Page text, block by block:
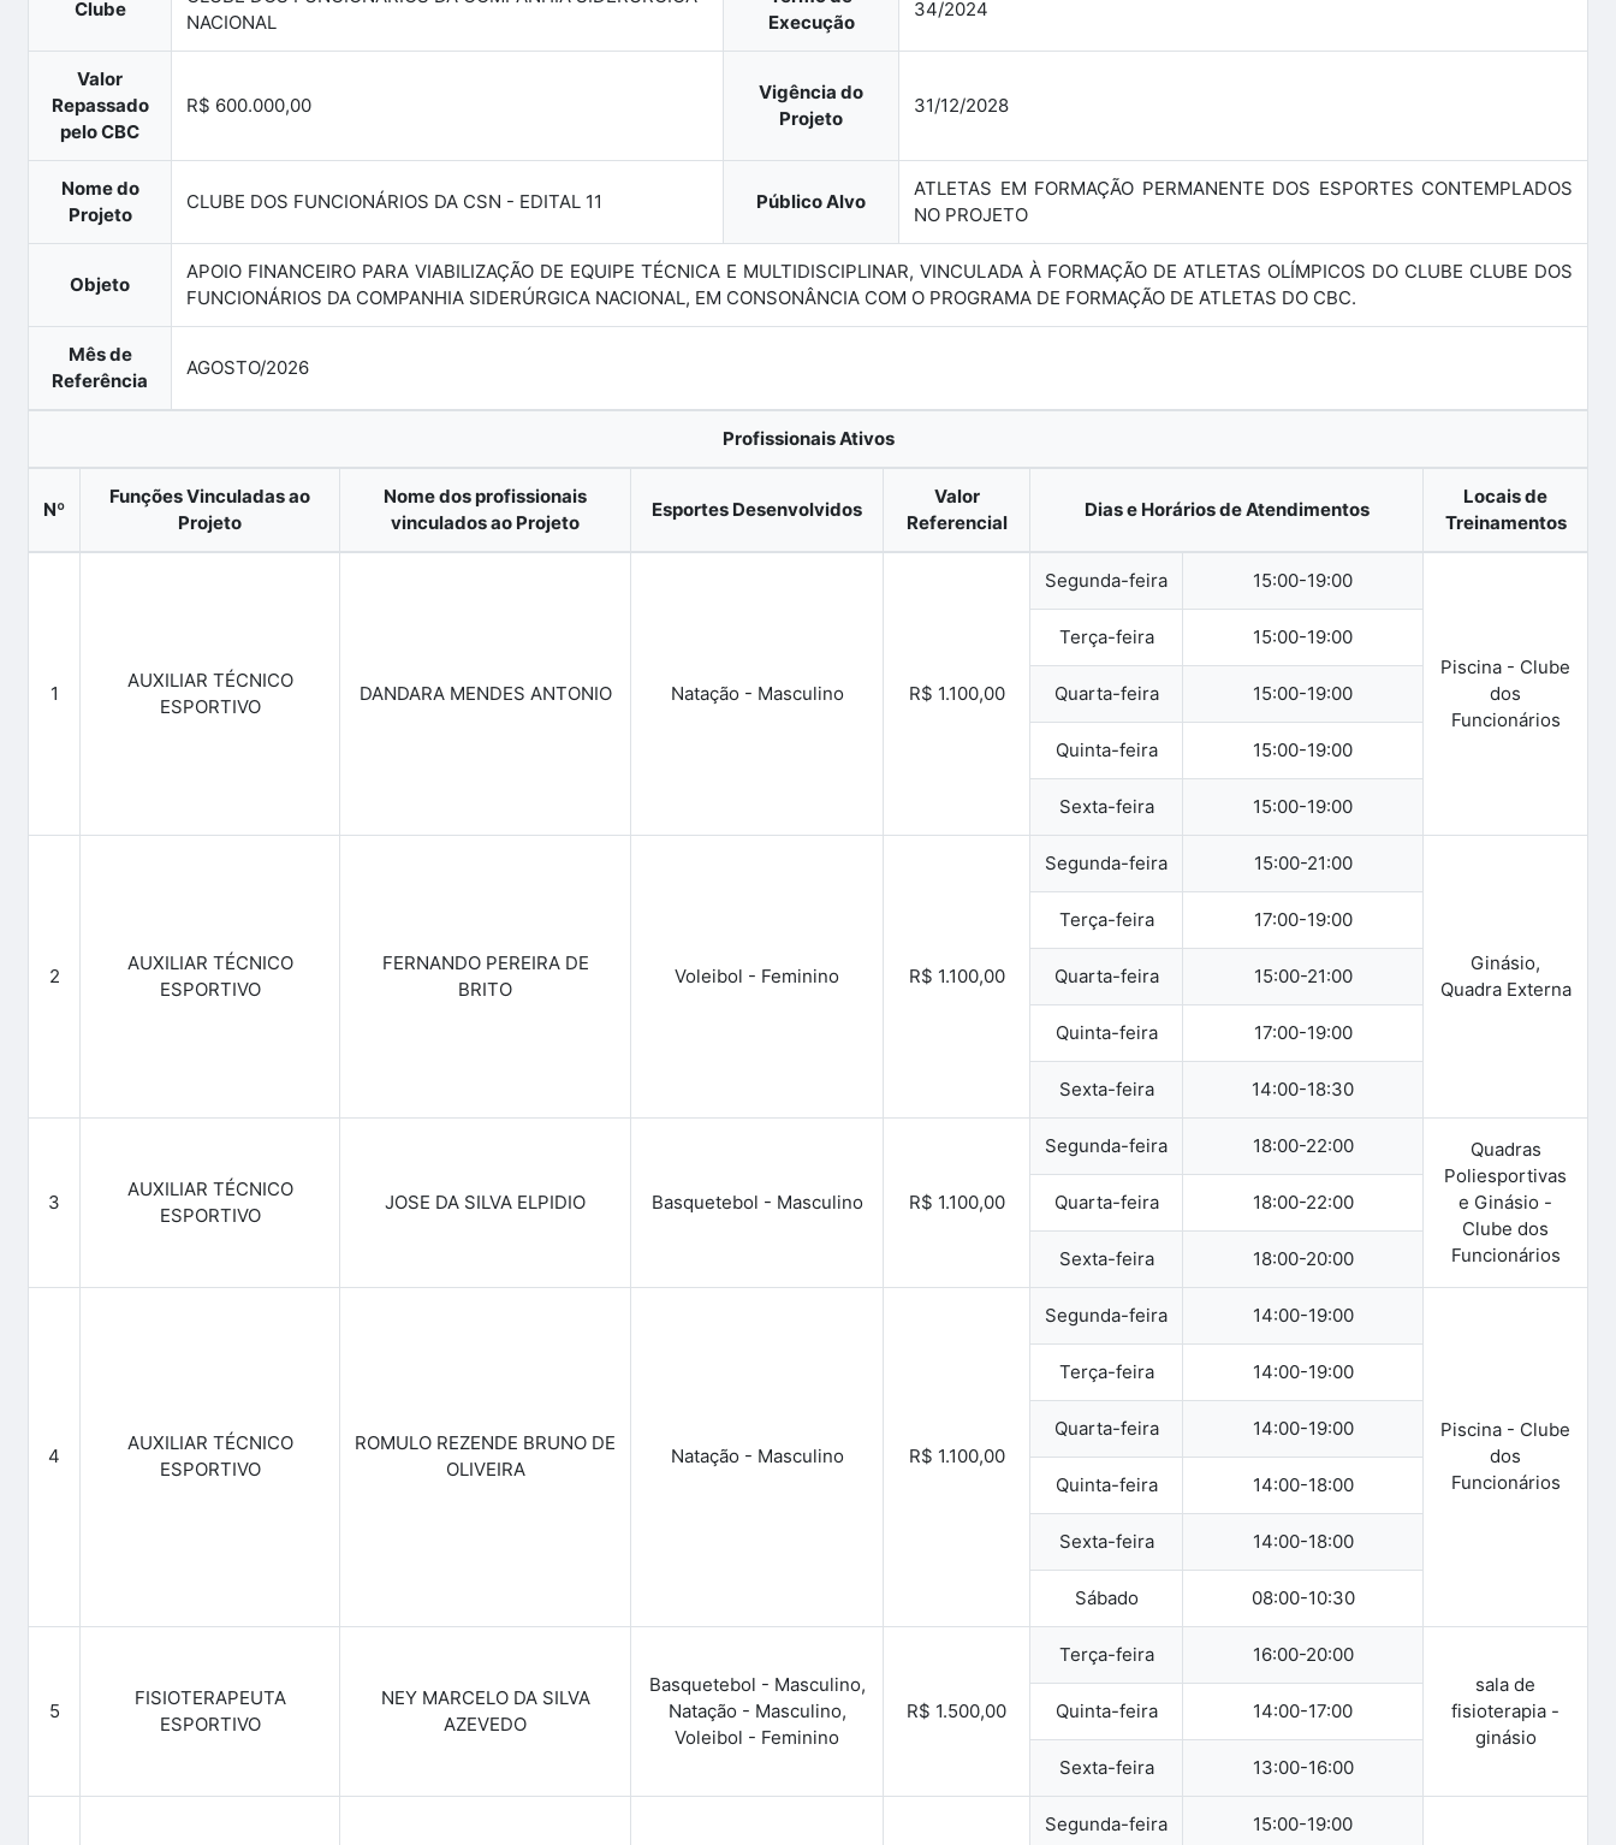
Clube
NACIONAL
Execução
34/2024
Valor
Repassado
pelo CBC
R$ 600.000,00
Vigência do
Projeto
31/12/2028
Nome do
Projeto
CLUBE DOS FUNCIONÁRIOS DA CSN - EDITAL 11 Público Alvo
ATLETAS EM FORMAÇÃO PERMANENTE DOS ESPORTES CONTEMPLADOS
NO PROJETO
Objeto
APOIO FINANCEIRO PARA VIABILIZAÇÃO DE EQUIPE TÉCNICA E MULTIDISCIPLINAR, VINCULADA À FORMAÇÃO DE ATLETAS OLÍMPICOS DO CLUBE CLUBE DOS
FUNCIONÁRIOS DA COMPANHIA SIDERÚRGICA NACIONAL, EM CONSONÂNCIA COM O PROGRAMA DE FORMAÇÃO DE ATLETAS DO CBC.
Mês de
Referência
AGOSTO/2026
Profissionais Ativos
Nº
Funções Vinculadas ao
Projeto
Nome dos profissionais
vinculados ao Projeto
Esportes Desenvolvidos
Valor
Referencial
Dias e Horários de Atendimentos
Locais de
Treinamentos
1
AUXILIAR TÉCNICO
ESPORTIVO
DANDARA MENDES ANTONIO Natação - Masculino R$ 1.100,00
Segunda-feira 15:00-19:00
Terça-feira 15:00-19:00
Quarta-feira 15:00-19:00
Quinta-feira 15:00-19:00
Sexta-feira 15:00-19:00
Piscina - Clube
dos
Funcionários
2
AUXILIAR TÉCNICO
ESPORTIVO
FERNANDO PEREIRA DE
BRITO
Voleibol - Feminino R$ 1.100,00
Segunda-feira 15:00-21:00
Terça-feira 17:00-19:00
Quarta-feira 15:00-21:00
Quinta-feira 17:00-19:00
Sexta-feira 14:00-18:30
Ginásio,
Quadra Externa
3
AUXILIAR TÉCNICO
ESPORTIVO
JOSE DA SILVA ELPIDIO Basquetebol - Masculino R$ 1.100,00
Segunda-feira 18:00-22:00
Quarta-feira 18:00-22:00
Sexta-feira 18:00-20:00
Quadras
Poliesportivas
e Ginásio -
Clube dos
Funcionários
4
AUXILIAR TÉCNICO
ESPORTIVO
ROMULO REZENDE BRUNO DE
OLIVEIRA
Natação - Masculino R$ 1.100,00
Segunda-feira 14:00-19:00
Terça-feira 14:00-19:00
Quarta-feira 14:00-19:00
Quinta-feira 14:00-18:00
Sexta-feira 14:00-18:00
Sábado 08:00-10:30
Piscina - Clube
dos
Funcionários
5
FISIOTERAPEUTA
ESPORTIVO
NEY MARCELO DA SILVA
AZEVEDO
Basquetebol - Masculino,
Natação - Masculino,
Voleibol - Feminino
R$ 1.500,00
Terça-feira 16:00-20:00
Quinta-feira 14:00-17:00
Sexta-feira 13:00-16:00
sala de
fisioterapia -
ginásio
Segunda-feira 15:00-19:00